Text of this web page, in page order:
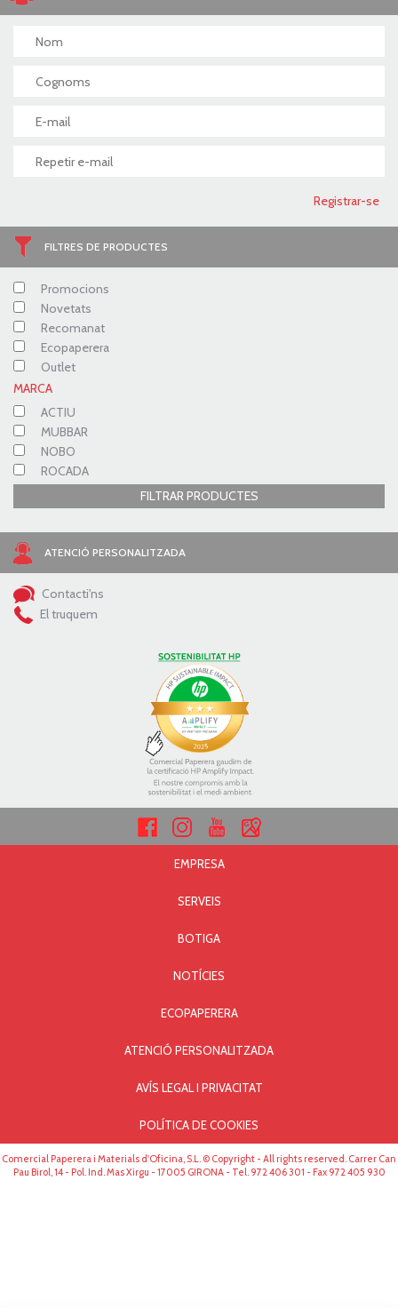
FILTRES DE PRODUCTES
Promocions
Novetats
Recomanat
Ecopaperera
Outlet
MARCA
ACTIU
MUBBAR
NOBO
ROCADA
FILTRAR PRODUCTES
ATENCIÓ PERSONALITZADA
Contacti'ns
El truquem
EMPRESA
SERVEIS
BOTIGA
NOTÍCIES
ECOPAPERERA
ATENCIÓ PERSONALITZADA
AVÍS LEGAL I PRIVACITAT
POLÍTICA DE COOKIES
Comercial Paperera i Materials d'Oficina, S.L. © Copyright - All rights reserved. Carrer Can
Pau Birol, 14 - Pol. Ind. Mas Xirgu - 17005 GIRONA - Tel. 972 406 301 - Fax 972 405 930